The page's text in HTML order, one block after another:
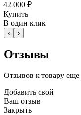
42 000 ₽
Купить
В один клик
‹ ›
Отзывы
Отзывов к товару еще
Добавить свой
Ваш отзыв
Закрыть